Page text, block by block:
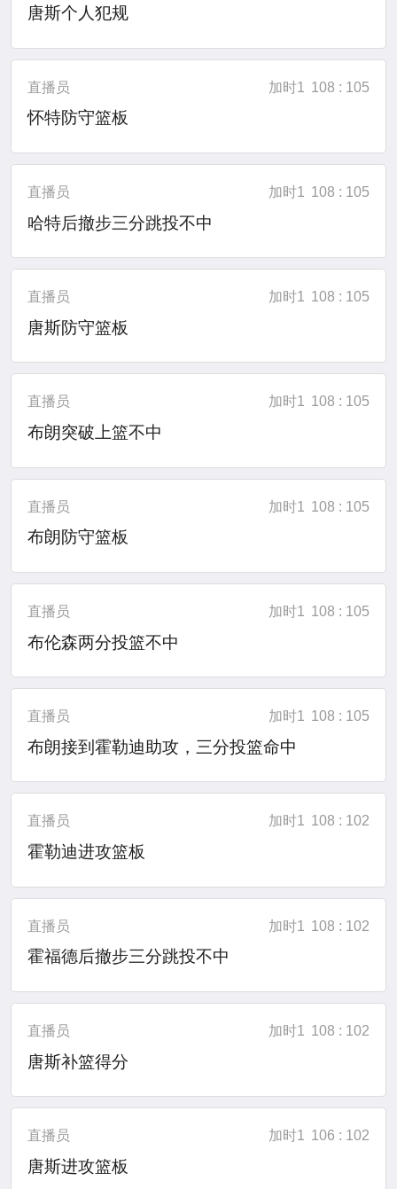
唐斯个人犯规
直播员 加时1 108 : 105
怀特防守篮板
直播员 加时1 108 : 105
哈特后撤步三分跳投不中
直播员 加时1 108 : 105
唐斯防守篮板
直播员 加时1 108 : 105
布朗突破上篮不中
直播员 加时1 108 : 105
布朗防守篮板
直播员 加时1 108 : 105
布伦森两分投篮不中
直播员 加时1 108 : 105
布朗接到霍勒迪助攻，三分投篮命中
直播员 加时1 108 : 102
霍勒迪进攻篮板
直播员 加时1 108 : 102
霍福德后撤步三分跳投不中
直播员 加时1 108 : 102
唐斯补篮得分
直播员 加时1 106 : 102
唐斯进攻篮板